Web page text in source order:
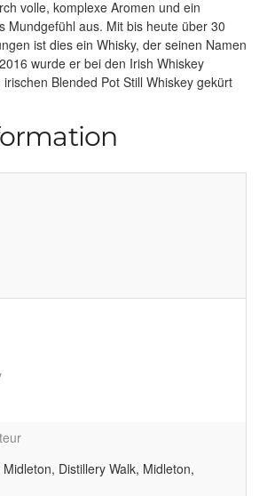
volle, komplexe Aromen und ein
Mundgefühl aus. Mit bis heute über 30
ist dies ein Whisky, der seinen Namen
wurde er bei den Irish Whiskey
Blended Pot Still Whiskey gekürt
Distillery Walk, Midleton,